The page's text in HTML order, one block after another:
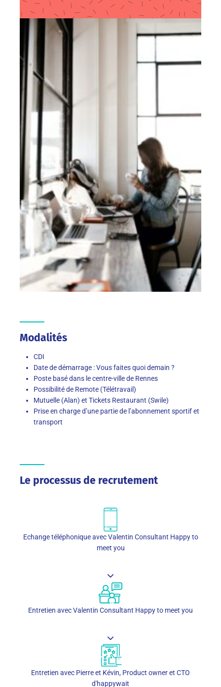
Modalités
CDI
Date de démarrage : Vous faites quoi demain ?
Poste basé dans le centre-ville de Rennes
Possibilité de Remote (Télétravail)
Mutuelle (Alan) et Tickets Restaurant (Swile)
Prise en charge d’une partie de l’abonnement sportif et
transport
Le processus de recrutement
Echange téléphonique avec Valentin Consultant Happy to
meet you
Entretien avec Valentin Consultant Happy to meet you
Entretien avec Pierre et Kévin, Product owner et CTO
d'happywait